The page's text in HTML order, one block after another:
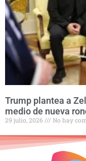
Trump plantea a
medio de nueva
29 julio, 2026 No hay